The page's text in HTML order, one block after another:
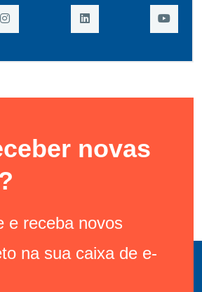
novas
e receba novos
na sua caixa de e-